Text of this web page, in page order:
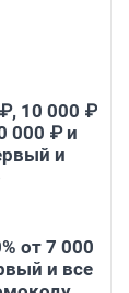
10 000 ₽
000 ₽ и
и
от 7 000
и все